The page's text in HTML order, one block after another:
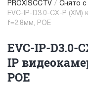
PROXISCCTV / Снято с
EVC-IP-D3.0-CX-P
f=2.8мм, POE
EVC-IP-D3.0-
IP
POE